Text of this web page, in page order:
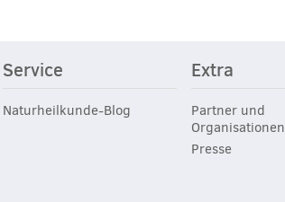
Service
Naturheilkunde-Blog
Extra
Partner und
Organisationen
Presse